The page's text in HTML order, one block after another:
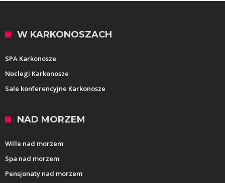
W KARKONOSZACH
SPA Karkonosze
Noclegi Karkonosze
Sale konferencyjne Karkonosze
NAD MORZEM
Wille nad morzem
Spa nad morzem
Pensjonaty nad morzem